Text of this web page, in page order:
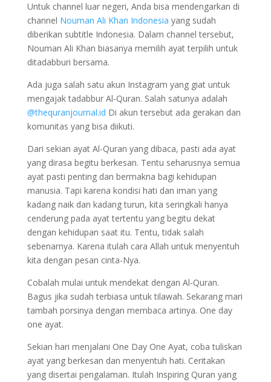
Untuk channel luar negeri, Anda bisa mendengarkan di
channel Nouman Ali Khan Indonesia yang sudah
diberikan subtitle Indonesia. Dalam channel tersebut,
Nouman Ali Khan biasanya memilih ayat terpilih untuk
ditadabburi bersama.
Ada juga salah satu akun Instagram yang giat untuk
mengajak tadabbur Al-Quran. Salah satunya adalah
@thequranjournal.id Di akun tersebut ada gerakan dan
komunitas yang bisa diikuti.
Dari sekian ayat Al-Quran yang dibaca, pasti ada ayat
yang dirasa begitu berkesan. Tentu seharusnya semua
ayat pasti penting dan bermakna bagi kehidupan
manusia. Tapi karena kondisi hati dan iman yang
kadang naik dan kadang turun, kita seringkali hanya
cenderung pada ayat tertentu yang begitu dekat
dengan kehidupan saat itu. Tentu, tidak salah
sebenarnya. Karena itulah cara Allah untuk menyentuh
kita dengan pesan cinta-Nya.
Cobalah mulai untuk mendekat dengan Al-Quran.
Bagus jika sudah terbiasa untuk tilawah. Sekarang mari
tambah porsinya dengan membaca artinya. One day
one ayat.
Sekian hari menjalani One Day One Ayat, coba tuliskan
ayat yang berkesan dan menyentuh hati. Ceritakan
yang disertai pengalaman. Itulah Inspiring Quran yang